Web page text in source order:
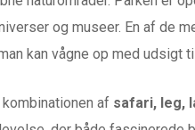
og museer. En af de
kan vågne op med udsigt
af safari, leg,